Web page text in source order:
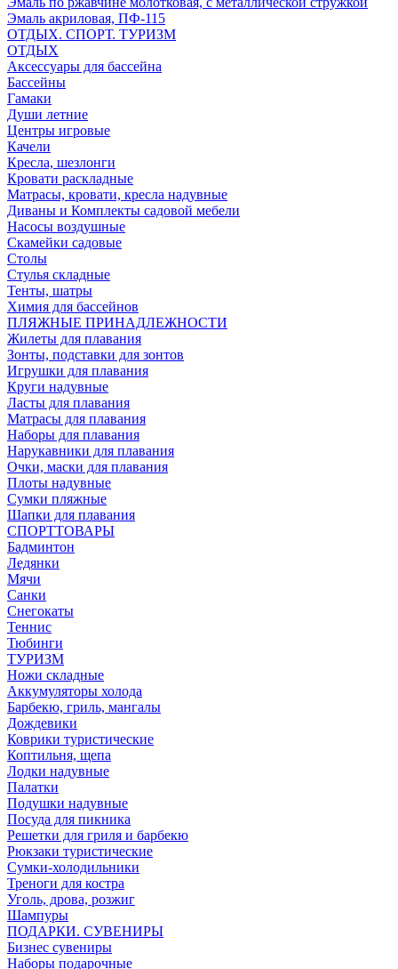
Эмаль акриловая, ПФ-115
ОТДЫХ. СПОРТ. ТУРИЗМ
ОТДЫХ
Аксессуары для бассейна
Бассейны
Гамаки
Души летние
Центры игровые
Качели
Кресла, шезлонги
Кровати раскладные
Матрасы, кровати, кресла надувные
Диваны и Комплекты садовой мебели
Насосы воздушные
Скамейки садовые
Столы
Стулья складные
Тенты, шатры
Химия для бассейнов
ПЛЯЖНЫЕ ПРИНАДЛЕЖНОСТИ
Жилеты для плавания
Зонты, подставки для зонтов
Игрушки для плавания
Круги надувные
Ласты для плавания
Матрасы для плавания
Наборы для плавания
Нарукавники для плавания
Очки, маски для плавания
Плоты надувные
Сумки пляжные
Шапки для плавания
СПОРТТОВАРЫ
Бадминтон
Ледянки
Мячи
Санки
Снегокаты
Теннис
Тюбинги
ТУРИЗМ
Ножи складные
Аккумуляторы холода
Барбекю, гриль, мангалы
Дождевики
Коврики туристические
Коптильня, щепа
Лодки надувные
Палатки
Подушки надувные
Посуда для пикника
Решетки для гриля и барбекю
Рюкзаки туристические
Сумки-холодильники
Треноги для костра
Уголь, дрова, розжиг
Шампуры
ПОДАРКИ. СУВЕНИРЫ
Бизнес сувениры
Наборы подарочные